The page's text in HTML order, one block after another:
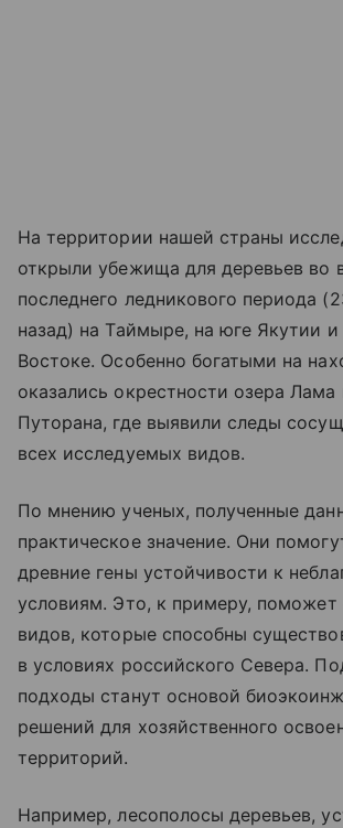
На территории нашей страны
открыли убежища для деревьев во
последнего ледникового периода
назад) на Таймыре, на юге Якутии
Востоке. Особенно богатыми на
оказались окрестности озера Лама
Путорана, где выявили следы
всех исследуемых видов.
По мнению ученых, полученные
практическое значение. Они
древние гены устойчивости к
условиям. Это, к примеру, поможет
видов, которые способны
в условиях российского Севера.
подходы станут основой
решений для хозяйственного
территорий.
Например, лесополосы деревьев,